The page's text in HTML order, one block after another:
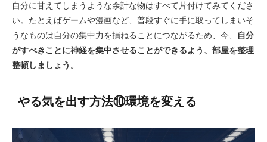
自分に甘えてしまうような余計な物はすべて片付けてみてくださ
い。たとえばゲームや漫画など、普段すぐに手に取ってしまいそ
うなものは自分の集中力を損ねることにつながるため、今、
自分
がすべきことに神経を集中させることができるよう、部屋を整理
整頓しましょう。
やる気を出す方法⑩環境を変える